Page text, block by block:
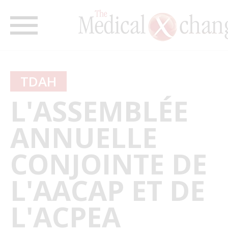
TDAH
L'ASSEMBLÉE
ANNUELLE
CONJOINTE DE
L'AACAP ET DE
L'ACPEA